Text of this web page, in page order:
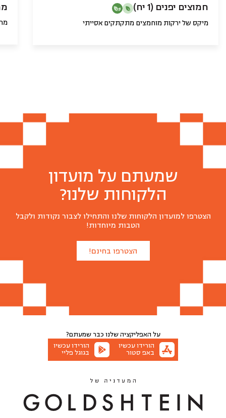
חמוצים יפנים (1 יח)
מיקס של ירקות מוחמצים מתקתקים אסייתי
שמעתם על מועדון
הלקוחות שלנו?
הצטרפו למועדון הלקוחות שלנו והתחילו לצבור נקודות ולקבל
הטבות מיוחדות!
הצטרפו בחינם!
על האפליקציה שלנו כבר שמעתם?
הורידו עכשיו
באפ סטור
הורידו עכשיו
בגוגל פליי